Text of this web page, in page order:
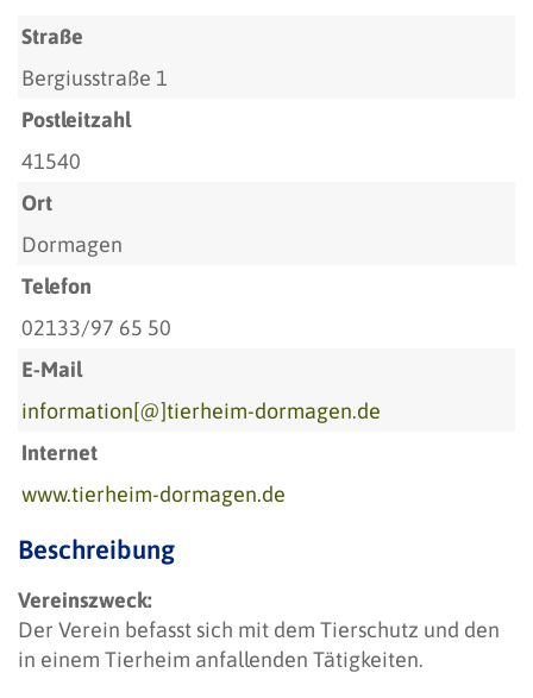
Straße
Bergiusstraße 1
Postleitzahl
41540
Ort
Dormagen
Telefon
02133/97 65 50
E-Mail
information[@]tierheim-dormagen.de
Internet
www.tierheim-dormagen.de
Beschreibung
Vereinszweck:
Der Verein befasst sich mit dem Tierschutz und den
in einem Tierheim anfallenden Tätigkeiten.